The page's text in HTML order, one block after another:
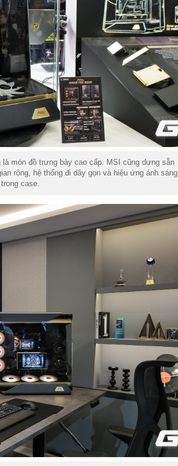
món đồ trưng bày cao cấp. MSI cũng dựng sẵn
rộng, hệ thống đi dây gọn và hiệu ứng ánh sáng
case.